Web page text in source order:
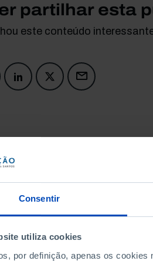
Consentir
utiliza cookies
por definição, apenas os
partilhar esta
este conteúdo